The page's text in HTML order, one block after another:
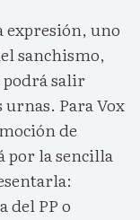
expresión, uno
sanchismo,
podrá salir
urnas. Para Vox
de
por la sencilla
del PP o